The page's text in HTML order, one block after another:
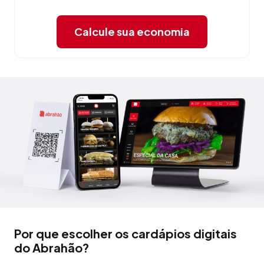
Calcule sua economia
Por que escolher os cardápios digitais
do Abrahão?